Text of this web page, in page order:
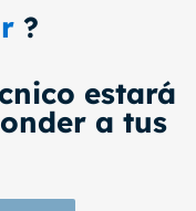
?
estará
a tus